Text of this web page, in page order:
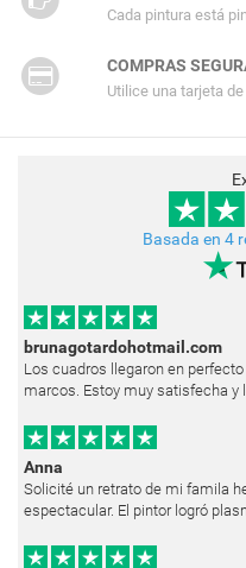
Cada pintura está
COMPRAS
Utilice una tarjeta
Basada en 4
brunagotardohotmail.com
Los cuadros llegaron en
marcos. Estoy muy satisfecha y
Anna
Solicité un retrato de mi famila
espectacular. El pintor logró